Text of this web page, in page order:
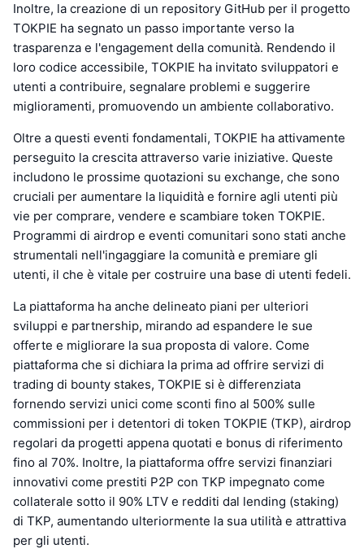
Inoltre, la creazione di un repository GitHub per il progetto
TOKPIE ha segnato un passo importante verso la
trasparenza e l'engagement della comunità. Rendendo il
loro codice accessibile, TOKPIE ha invitato sviluppatori e
utenti a contribuire, segnalare problemi e suggerire
miglioramenti, promuovendo un ambiente collaborativo.
Oltre a questi eventi fondamentali, TOKPIE ha attivamente
perseguito la crescita attraverso varie iniziative. Queste
includono le prossime quotazioni su exchange, che sono
cruciali per aumentare la liquidità e fornire agli utenti più
vie per comprare, vendere e scambiare token TOKPIE.
Programmi di airdrop e eventi comunitari sono stati anche
strumentali nell'ingaggiare la comunità e premiare gli
utenti, il che è vitale per costruire una base di utenti fedeli.
La piattaforma ha anche delineato piani per ulteriori
sviluppi e partnership, mirando ad espandere le sue
offerte e migliorare la sua proposta di valore. Come
piattaforma che si dichiara la prima ad offrire servizi di
trading di bounty stakes, TOKPIE si è differenziata
fornendo servizi unici come sconti fino al 500% sulle
commissioni per i detentori di token TOKPIE (TKP), airdrop
regolari da progetti appena quotati e bonus di riferimento
fino al 70%. Inoltre, la piattaforma offre servizi finanziari
innovativi come prestiti P2P con TKP impegnato come
collaterale sotto il 90% LTV e redditi dal lending (staking)
di TKP, aumentando ulteriormente la sua utilità e attrattiva
per gli utenti.